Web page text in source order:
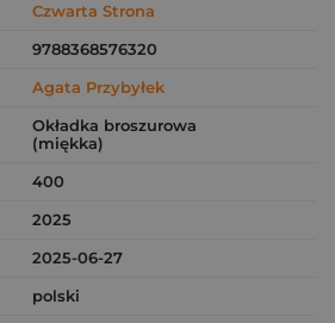
Czwarta Strona
9788368576320
Agata Przybyłek
Okładka broszurowa
(miękka)
400
2025
2025-06-27
polski